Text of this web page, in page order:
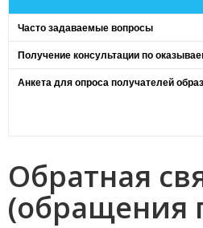
Часто задаваемые вопросы
Получение консультации по
Анкета для опроса получателей
Обратная
(обращения